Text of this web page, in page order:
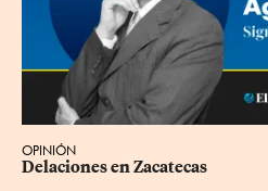
OPINIÓN
Delaciones en Zacatecas